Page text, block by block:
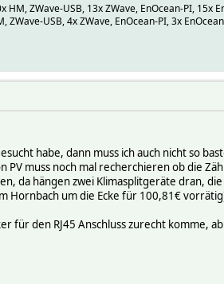
HM, ZWave-USB, 13x ZWave, EnOcean-PI, 15x
ZWave-USB, 4x ZWave, EnOcean-PI, 3x
habe, dann muss ich auch nicht so
PV muss noch mal recherchieren ob die
da hängen zwei Klimasplitgeräte dran,
Hornbach um die Ecke für 100,81€
für den RJ45 Anschluss zurecht komme,